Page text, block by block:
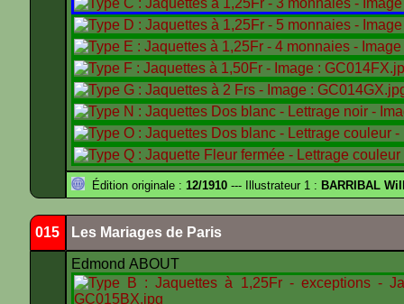
Édition originale : 12/1910 --- Illustrateur 1 : BARRIBAL
015 Les Mariages de Paris
Edmond ABOUT